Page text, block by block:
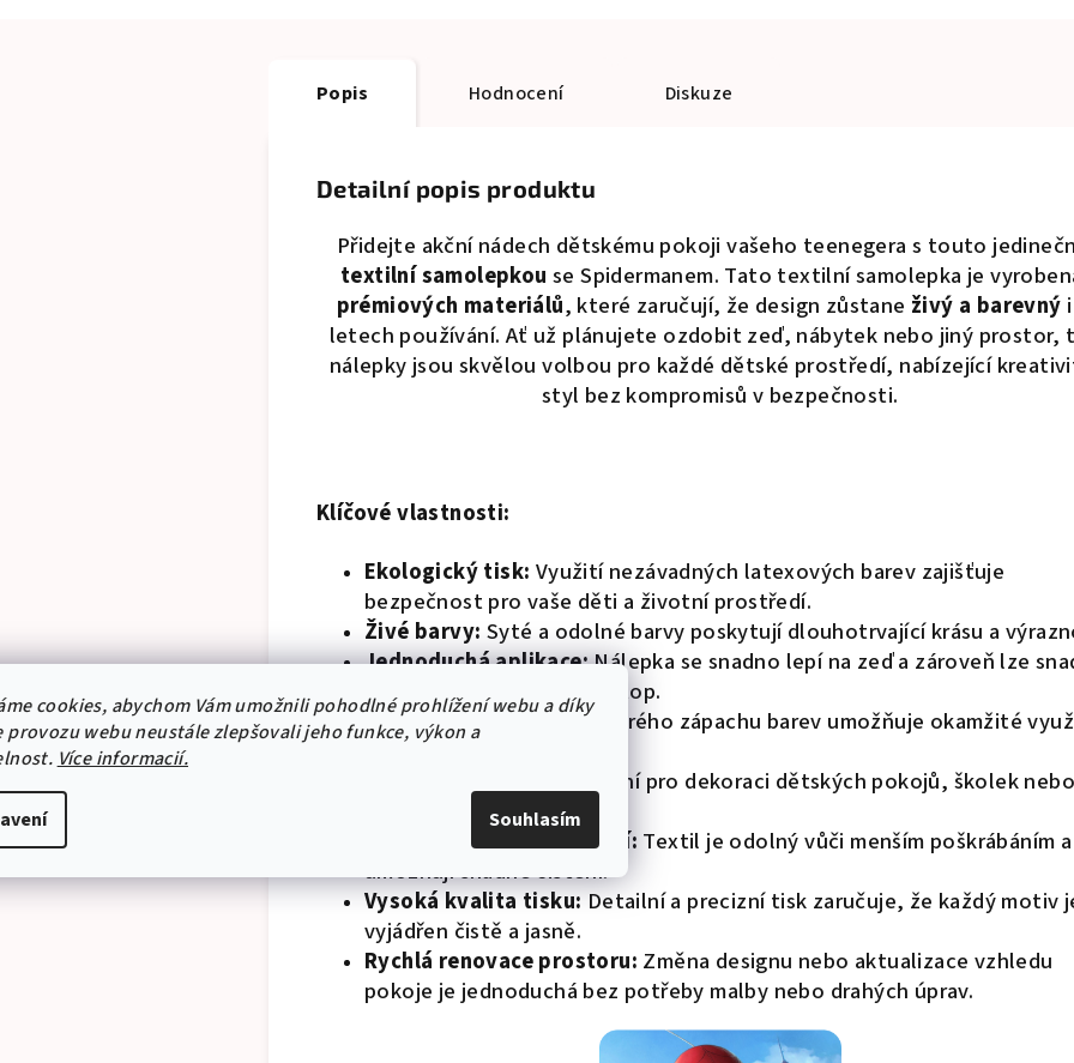
cookies, abychom Vám umožnili pohodlné prohlížení webu a díky
provozu webu neustále zlepšovali jeho funkce, výkon a
Více informacií.
Souhlasím
Popis Hodnocení Diskuze
Detailní popis produktu
Přidejte akční nádech dětskému pokoji vašeho teenegera s touto
textilní samolepkou se Spidermanem. Tato textilní samolepka je
prémiových materiálů, které zaručují, že design zůstane živý a barevný
letech používání. Ať už plánujete ozdobit zeď, nábytek nebo jiný prostor,
nálepky jsou skvělou volbou pro každé dětské prostředí, nabízející
styl bez kompromisů v bezpečnosti.
Klíčové vlastnosti:
Ekologický tisk: Využití nezávadných latexových barev zajišťuje
bezpečnost pro vaše děti a životní prostředí.
Živé barvy: Syté a odolné barvy poskytují dlouhotrvající krásu a
Jednoduchá aplikace:Nálepka se snadno lepí na zeď a zároveň lze
odstranit bez zanechání stop.
Bez zápachu:Absence ostrého zápachu barev umožňuje okamžité
místnosti po aplikaci.
Ideální pro dekoraci dětských pokojů, školek nebo
hracích koutků.
Odolnost proti poškození: Textil je odolný vůči menším poškrábáním a
umožňují snadné čištění.
Vysoká kvalita tisku: Detailní a precizní tisk zaručuje, že každý motiv
vyjádřen čistě a jasně.
Rychlá renovace prostoru: Změna designu nebo aktualizace vzhledu
pokoje je jednoduchá bez potřeby malby nebo drahých úprav.